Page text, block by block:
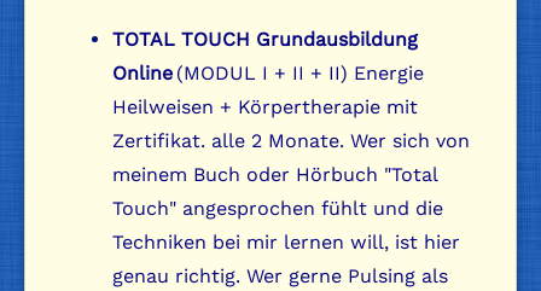
TOTAL TOUCH Grundausbildung
Online (MODUL I + II + II) Energie
Heilweisen + Körpertherapie mit
Zertifikat. alle 2 Monate. Wer sich von
meinem Buch oder Hörbuch "Total
Touch" angesprochen fühlt und die
Techniken bei mir lernen will, ist hier
genau richtig. Wer gerne Pulsing als